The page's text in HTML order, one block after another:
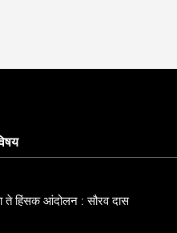
ते हिंसक आंदोलन : सौरव दास